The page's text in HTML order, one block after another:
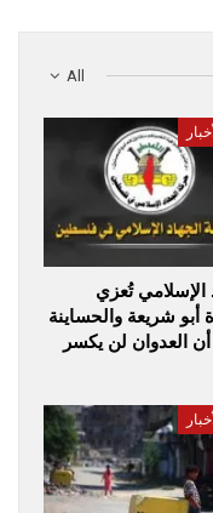
All
الإسلامي تُعزي
أبو شريعة والحساينة
العدوان لن يكسر